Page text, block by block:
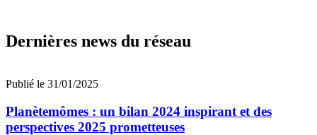
Dernières news du réseau
Publié le 31/01/2025
Planètemômes : un bilan 2024 inspirant et des
perspectives 2025 prometteuses